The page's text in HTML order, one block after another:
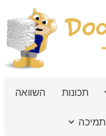
תכונות השוואה
תמיכה